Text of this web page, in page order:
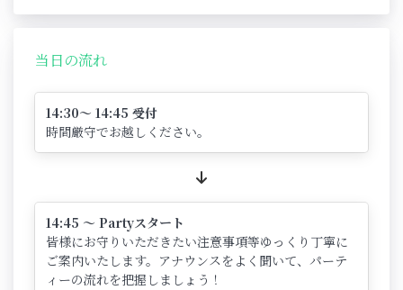
当日の流れ
14:30～ 14:45 受付
時間厳守でお越しください。
14:45 ～ Partyスタート
皆様にお守りいただきたい注意事項等ゆっくり丁寧に
ご案内いたします。アナウンスをよく聞いて、パーテ
ィーの流れを把握しましょう！